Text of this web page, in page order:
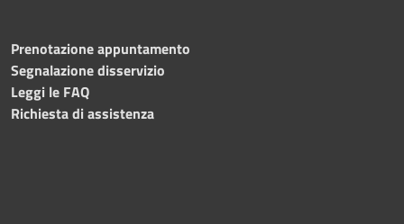
Prenotazione appuntamento
Segnalazione disservizio
Leggi le FAQ
Richiesta di assistenza